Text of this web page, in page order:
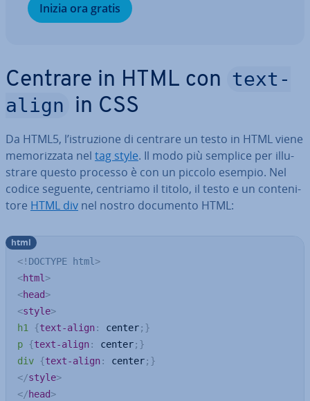
Inizia ora gratis
Centrare in HTML con text-
align in CSS
Da HTML5, l’istru­zio­ne di centrare un testo in HTML viene
me­mo­riz­za­ta nel tag style. Il modo più semplice per il­lu­
stra­re questo processo è con un piccolo esempio. Nel
codice seguente, centriamo il titolo, il testo e un con­te­ni­
to­re HTML div nel nostro documento HTML:
<! DOCTYPE html >
<html >
<head>
<style>
h1
{text-align: center; }
p {text-align: center; }
div {text-align: center; }
</style>
</head>
html